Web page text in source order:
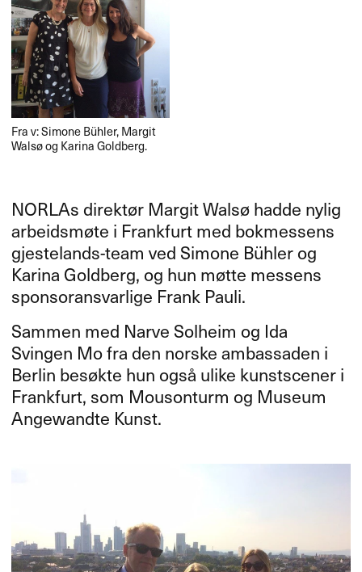
Fra v: Simone Bühler, Margit
Walsø og Karina Goldberg.
NORLAs direktør Margit Walsø hadde nylig
arbeidsmøte i Frankfurt med bokmessens
gjestelands-team ved Simone Bühler og
Karina Goldberg, og hun møtte messens
sponsoransvarlige Frank Pauli.
Sammen med Narve Solheim og Ida
Svingen Mo fra den norske ambassaden i
Berlin besøkte hun også ulike kunstscener i
Frankfurt, som Mousonturm og Museum
Angewandte Kunst.